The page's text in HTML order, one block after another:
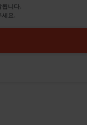
됩니다.
세요.